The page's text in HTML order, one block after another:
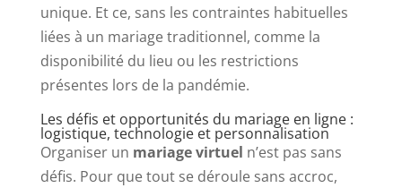
unique. Et ce, sans les contraintes habituelles
liées à un mariage traditionnel, comme la
disponibilité du lieu ou les restrictions
présentes lors de la pandémie.
Les défis et opportunités du mariage en ligne :
logistique, technologie et personnalisation
Organiser un mariage virtuel n’est pas sans
défis. Pour que tout se déroule sans accroc,